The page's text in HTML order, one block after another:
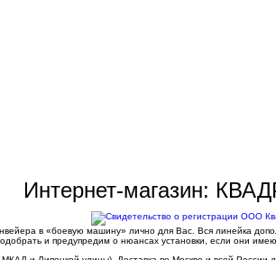
Интернет-магазин:
в «боевую машину» лично для Вас. Вся линейка
и предупредим о нюансах установки, если они